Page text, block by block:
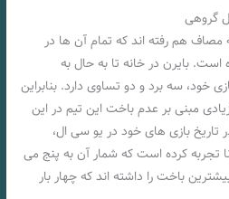
گروهی
مصاف هم رفته اند که تمام آن ها در
است. بایرن در خانه تا به حال به
خود، سه برد و دو تساوی دارد. بنابراین
مبنی بر عدم باخت این تیم در این
تاریخ بازی های خود در یو سی ال،
تجربه کرده است که شمار آن به پنج می
باخت را داشته اند که چهار بار